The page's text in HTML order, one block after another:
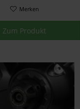
Merken
Zum Produkt